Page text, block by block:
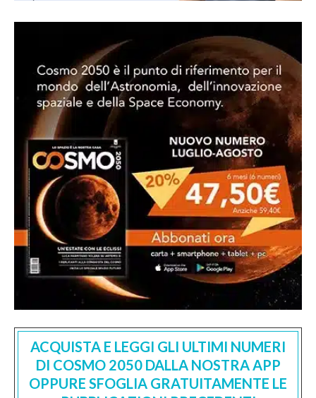
ACQUISTA E LEGGI GLI ULTIMI NUMERI
DI COSMO 2050 DALLA NOSTRA APP
OPPURE SFOGLIA GRATUITAMENTE LE